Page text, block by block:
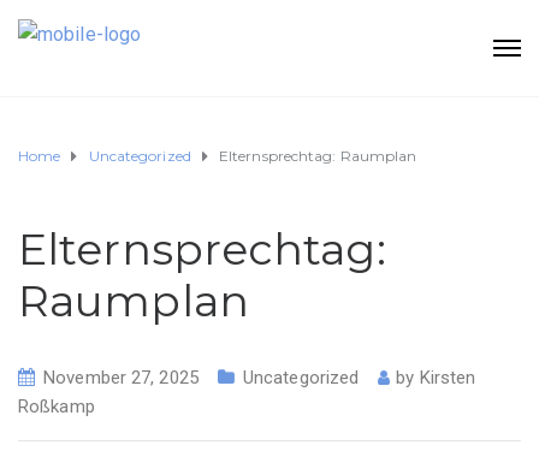
Home Uncategorized Elternsprechtag: Raumplan
Elternsprechtag:
Raumplan
November 27, 2025 Uncategorized by Kirsten
Roßkamp